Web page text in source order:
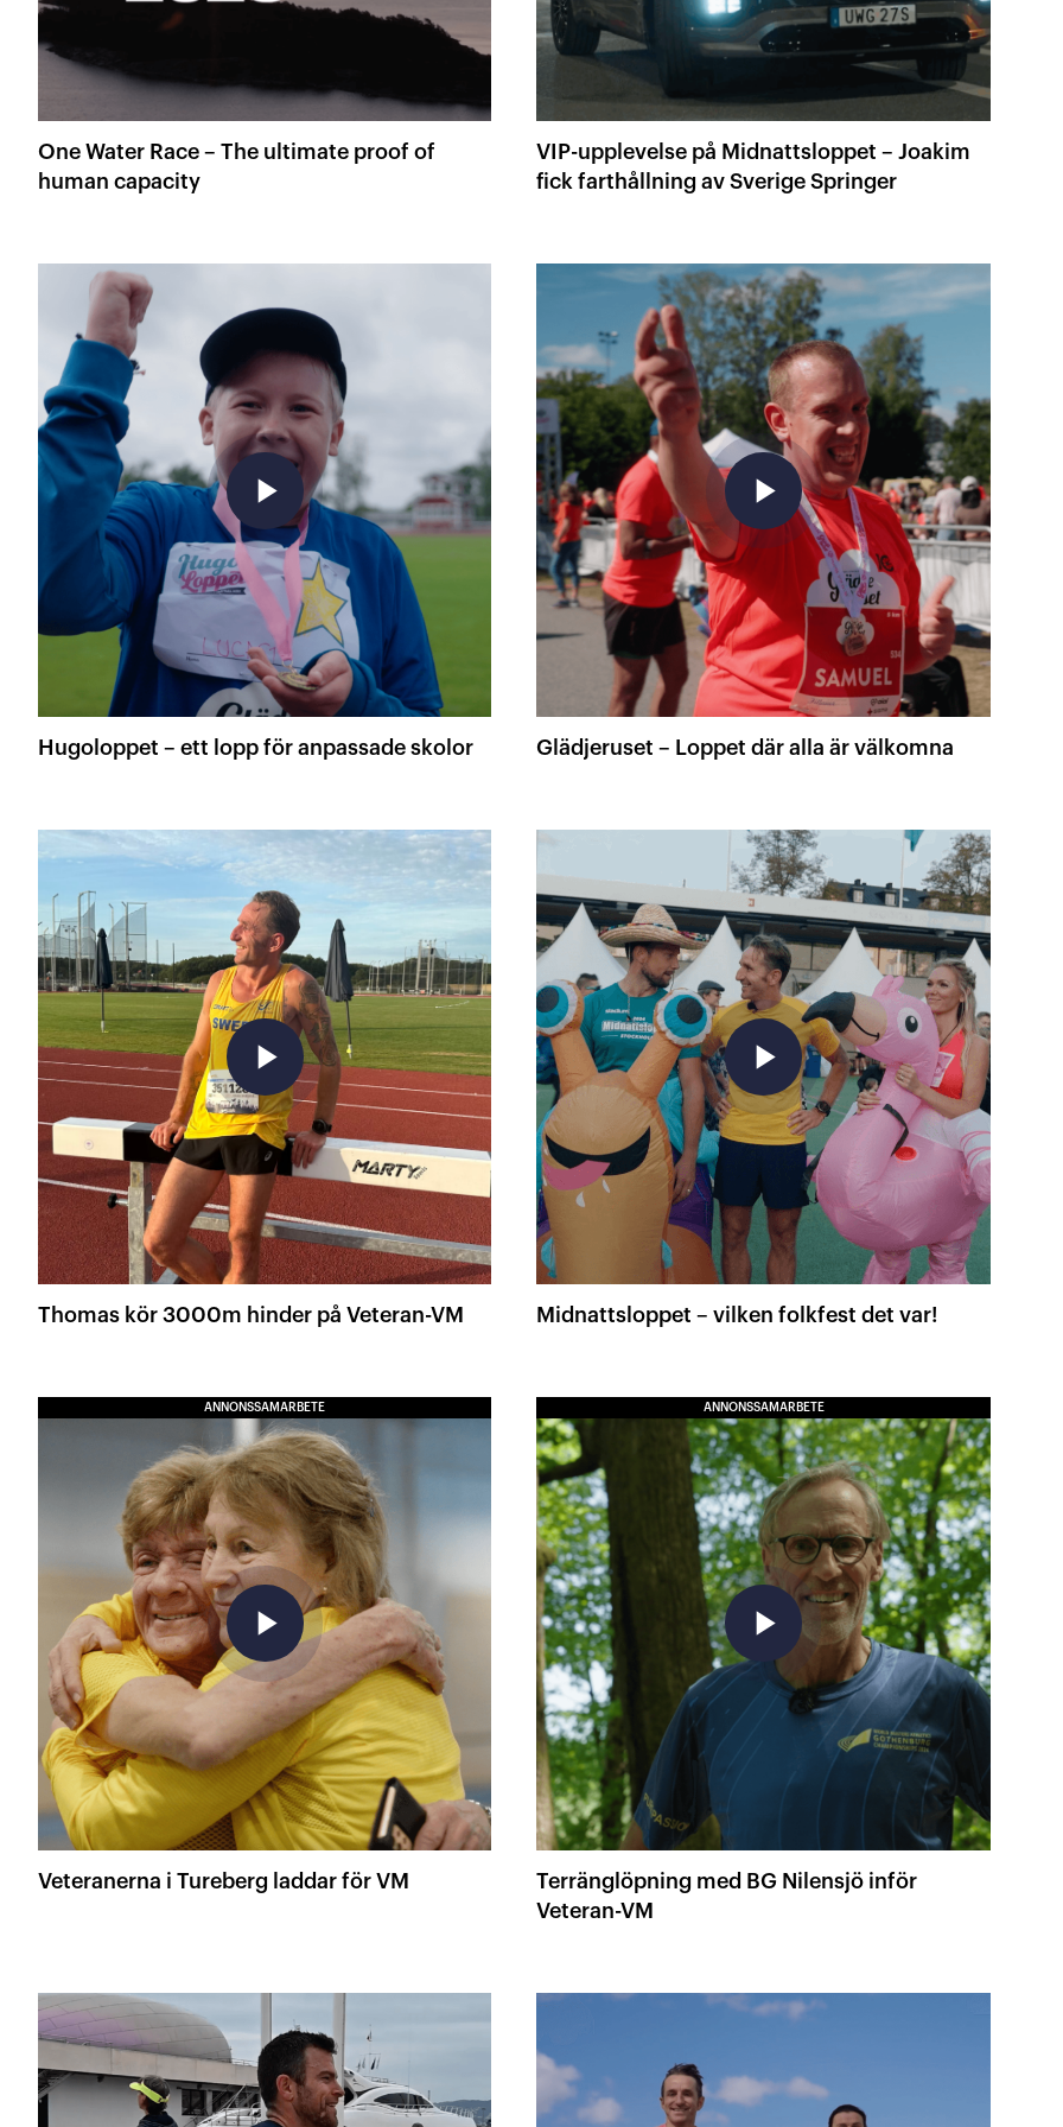
One Water Race – The ultimate proof of
human capacity
VIP-upplevelse på Midnattsloppet – Joakim
fick farthållning av Sverige Springer
play_arrow
Hugoloppet – ett lopp för anpassade skolor
play_arrow
Glädjeruset – Loppet där alla är välkomna
play_arrow
Thomas kör 3000m hinder på Veteran-VM
play_arrow
Midnattsloppet – vilken folkfest det var!
ANNONSSAMARBETE
play_arrow
Veteranerna i Tureberg laddar för VM
ANNONSSAMARBETE
play_arrow
Terränglöpning med BG Nilensjö inför
Veteran-VM